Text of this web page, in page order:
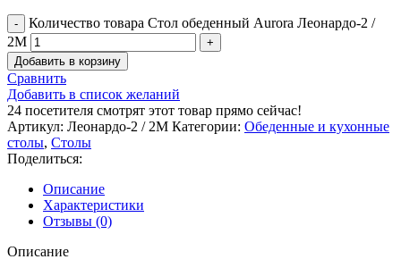
Количество товара Стол обеденный Aurora Леонардо-2 /
2М
Добавить в корзину
Сравнить
Добавить в список желаний
24 посетителя смотрят этот товар прямо сейчас!
Артикул: Леонардо-2 / 2М Категории: Обеденные и кухонные
столы, Столы
Поделиться:
Описание
Характеристики
Отзывы (0)
Описание